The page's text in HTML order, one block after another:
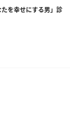
を幸せにする男」診